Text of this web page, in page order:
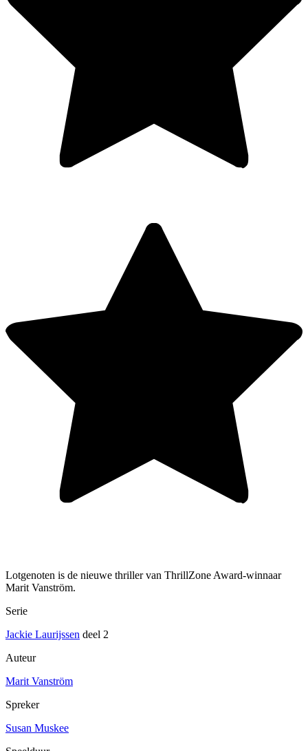
Lotgenoten is de nieuwe thriller van ThrillZone Award-winnaar
Marit Vanström.
Serie
Jackie Laurijssen deel 2
Auteur
Marit Vanström
Spreker
Susan Muskee